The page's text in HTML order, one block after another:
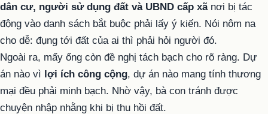
dân cư, người sử dụng đất và UBND cấp xãnơi bị tác
động vào danh sách bắt buộc phải lấy ý kiến. Nói nôm na
cho dễ: đụng tới đất của ai thì phải hỏi người đó.
Ngoài ra, mấy ổng còn đề nghị tách bạch cho rõ ràng. Dự
án nào vì lợi ích công cộng, dự án nào mang tính thương
mại đều phải minh bạch. Nhờ vậy, bà con tránh được
chuyện nhập nhằng khi bị thu hồi đất.